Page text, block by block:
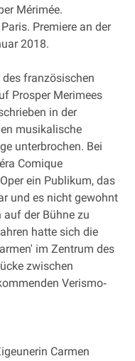
Mérimée.
Premiere an der
2018.
des französischen
Prosper Merimees
in der
musikalische
unterbrochen. Bei
Comique
ein Publikum, das
und es nicht gewohnt
auf der Bühne zu
hatte sich die
im Zentrum des
zwischen
Verismo‐
Carmen